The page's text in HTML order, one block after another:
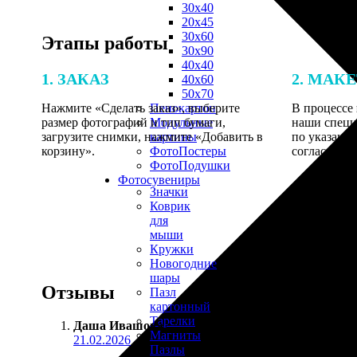
30х40
20х45
30х60
30х90
40х40
40х60
50х70
Пенокартон
Модульные
картины
ФотоПостеры
ФотоПодушки
Фотоcувениры
Значки
Коврик
для
мыши
Кружки
Новогодние
шары
Пазл
картонный
Тарелки
Магниты
Пазлы
Этапы работы
1. ЗАКАЗ
Нажмите «Сделать заказ», выберите
размер фотографий и тип бумаги,
загрузите снимки, нажмите «Добавить в
корзину».
2.
В процессе
наши
по
Отзывы
Даша Ивашова :
21.02.2026